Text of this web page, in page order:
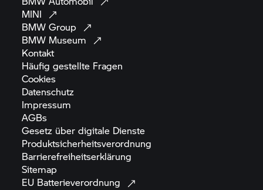
MINI
BMWGroup
BMW Museum
Kontakt
Häufig gestellte Fragen
Cookies
Datenschutz
Impressum
AGBs
Gesetz über digitale Dienste
Produktsicherheitsverordnung
Barrierefreiheitserklärung
Sitemap
EU Batterieverordnung